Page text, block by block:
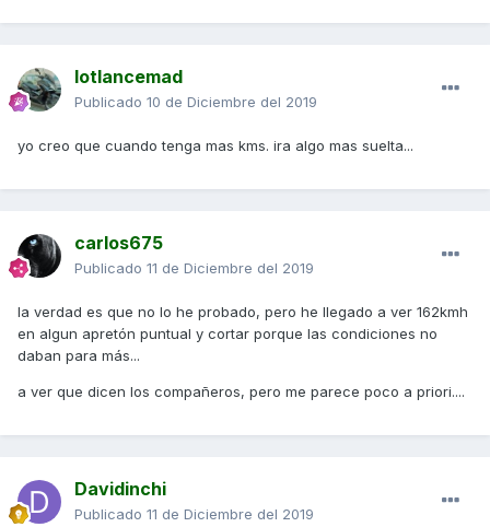
lotlancemad
Publicado 10 de Diciembre del 2019
yo creo que cuando tenga mas kms. ira algo mas suelta...
carlos675
Publicado 11 de Diciembre del 2019
la verdad es que no lo he probado, pero he llegado a ver 162kmh
en algun apretón puntual y cortar porque las condiciones no
daban para más...
a ver que dicen los compañeros, pero me parece poco a priori....
Davidinchi
Publicado 11 de Diciembre del 2019